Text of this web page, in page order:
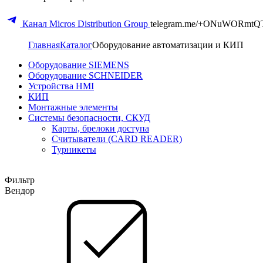
Канал Micros Distribution Group telegram.me/
ГлавнаяКаталогОборудование автоматизации и КИП
Оборудование SIEMENS
Оборудование SCHNEIDER
Устройства HMI
КИП
Монтажные элементы
Системы безопасности, СКУД
Карты, брелоки доступа
Считыватели (CARD READER)
Турникеты
Фильтр
Вендор